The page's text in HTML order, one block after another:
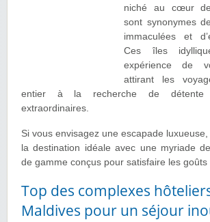
niché au cœur de
sont synonymes
immaculées et
Ces îles
expérience de
attirant les
entier à la recherche de détente
extraordinaires.
Si vous envisagez une escapade
la destination idéale avec une myriade
de gamme conçus pour satisfaire les goûts
Top des complexes
Maldives pour un séjour